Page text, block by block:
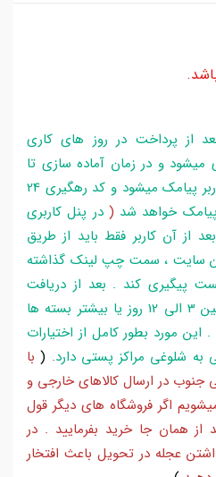
از پرداخت در روز های کاری
و در زمان آماده سازی تا
تحویل بارکد ، مراحل برای کاربر پیامک میشود و کد رهگیری 24
پیامک خواهد شد ( در پنل کاربری
از آن کاربر فقط باید از طریق
سایت ، سمت چپ لینک گذاشته
193 با پست پیگیری کند . بعد از دریافت
کدرهگیری 24 رقمی معمولا بین 3 الی 12 روز یا بیشتر بسته ها
مورد بطور کامل از اختیارات
شلوغی مراکز پستی دارد.
(با
در ارسال کالاهای خارجی و
اگر فروشگاه های دیگر قول
از همان جا خرید بفرمایید . در
عجله در تحویل باعث افتخار